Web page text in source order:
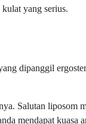
yang serius.
dipanggil
Salutan liposom
mendapat kuasa